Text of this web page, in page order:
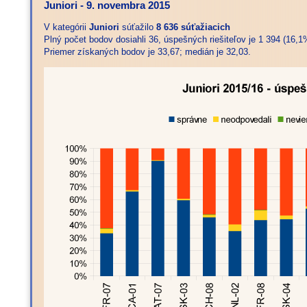
Juniori - 9. novembra 2015
V kategórii Juniori súťažilo 8 636 súťažiacich
Plný počet bodov dosiahli 36, úspešných riešiteľov je 1 394
Priemer získaných bodov je 33,67; medián je 32,03.